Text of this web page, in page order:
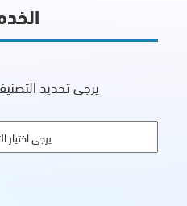
يرجى تحديد